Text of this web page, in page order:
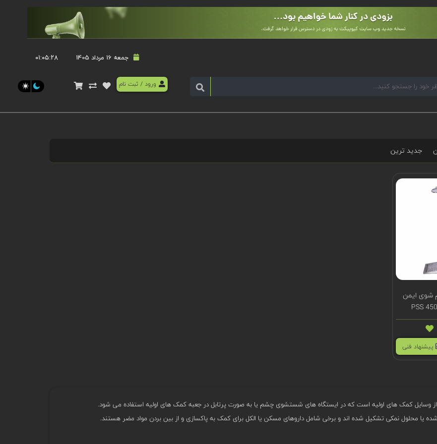
جمعه 16 مرداد 1405 ۰۱:۰۵:۲۸
ورود / ثبت نام
جدید ترین
شوی ایمن
پیشنهاد فنی
وسایل کمک های اولیه است که در ایستگاه های شستشوی چشم یا به صورت پرتابل در جعبه کمک های اولیه استفاده می شود.
محلول نمکی تشکیل شده اند و برخی شامل داروهای مسکن یا الکل برای کمک به پاکسازی و از بین بردن مواد مضر هستند.